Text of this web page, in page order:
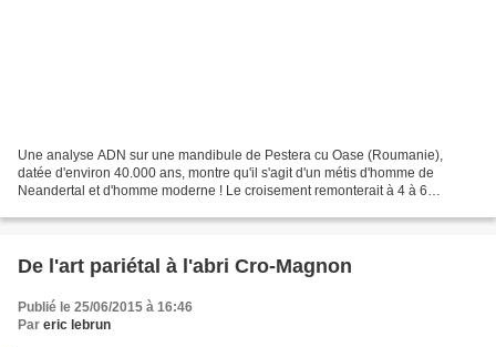
Une analyse ADN sur une mandibule de Pestera cu Oase (Roumanie),
datée d'environ 40.000 ans, montre qu'il s'agit d'un métis d'homme de
Neandertal et d'homme moderne ! Le croisement remonterait à 4 à 6
De l'art pariétal à l'abri Cro-Magnon
Publié le 25/06/2015 à 16:46
Par eric lebrun